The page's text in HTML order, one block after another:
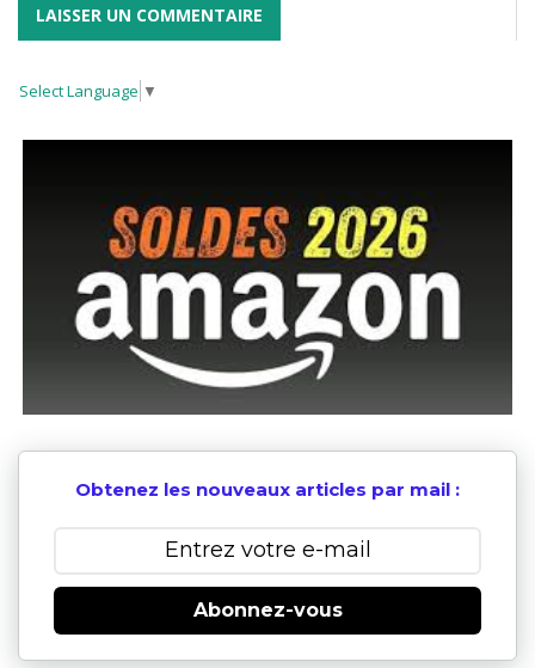
Select Language ▼
Obtenez les nouveaux articles par mail :
Abonnez-vous